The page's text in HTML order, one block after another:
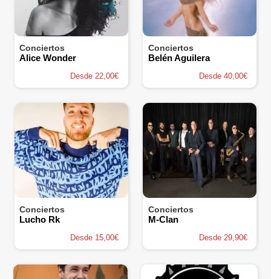
Conciertos
Alice Wonder
Desde 22,00€
Conciertos
Belén Aguilera
Desde 40,00€
Conciertos
Lucho Rk
Desde 15,00€
Conciertos
M-Clan
Desde 29,90€